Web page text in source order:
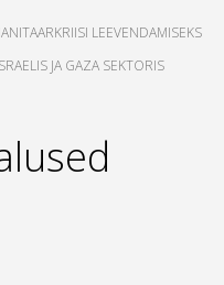
LEEVENDAMISEKS
JA GAZA SEKTORIS